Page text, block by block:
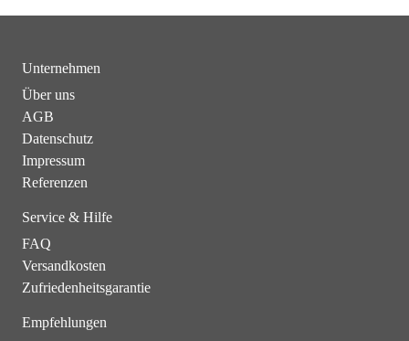
Unternehmen
Über uns
AGB
Datenschutz
Impressum
Referenzen
Service & Hilfe
FAQ
Versandkosten
Zufriedenheitsgarantie
Empfehlungen